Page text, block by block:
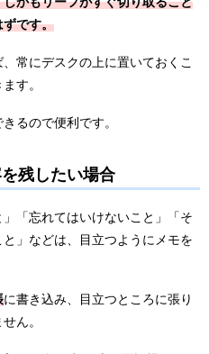
ずです。
常にデスクの上に置いておくこ
す。
るので便利です。
残したい場合
」「忘れてはいけないこと」「そ
」などは、目立つようにメモを
に書き込み、目立つところに張り
ん。